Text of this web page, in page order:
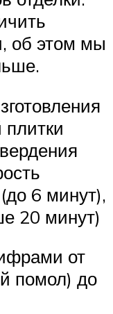
об этом мы
плитки
6 минут),
20 минут)
от
помол) до